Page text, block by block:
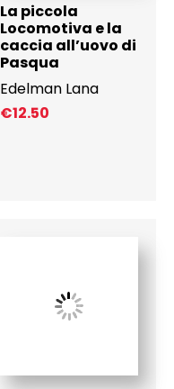
La piccola
Locomotiva e la
caccia all’uovo di
Pasqua
Edelman Lana
€12.50